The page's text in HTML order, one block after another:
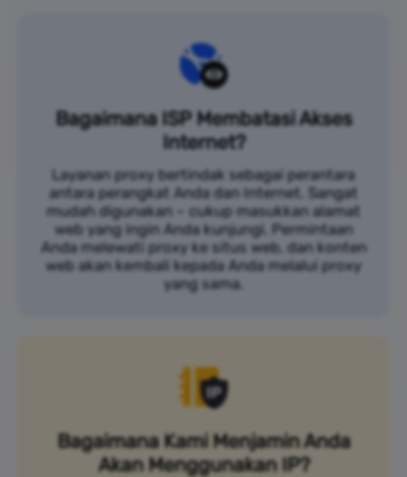
Bagaimana ISP Membatasi Akses
Internet?
Layanan proxy bertindak sebagai perantara
antara perangkat Anda dan Internet. Sangat
mudah digunakan – cukup masukkan alamat
web yang ingin Anda kunjungi. Permintaan
Anda melewati proxy ke situs web, dan konten
web akan kembali kepada Anda melalui proxy
yang sama.
Bagaimana Kami Menjamin Anda
Akan Menggunakan IP?